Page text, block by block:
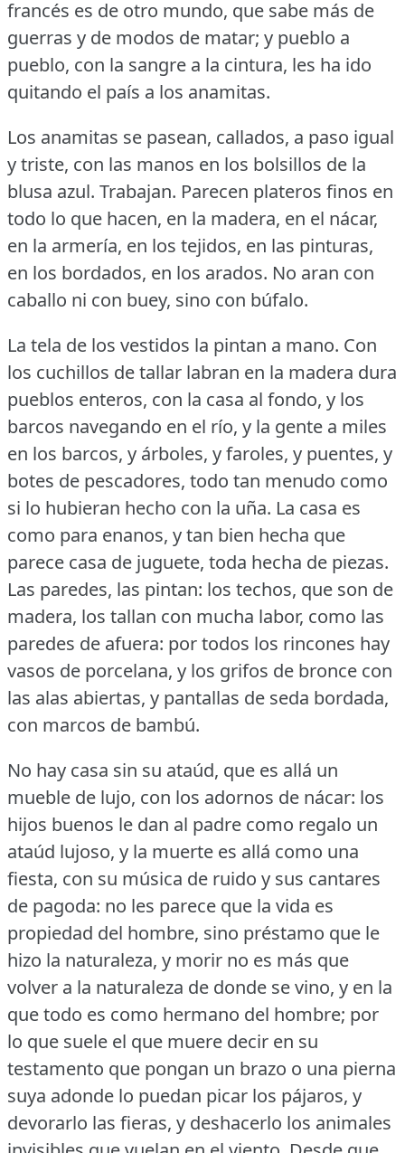
francés es de otro mundo, que sabe más de
guerras y de modos de matar; y pueblo a
pueblo, con la sangre a la cintura, les ha ido
quitando el país a los anamitas.
Los anamitas se pasean, callados, a paso igual
y triste, con las manos en los bolsillos de la
blusa azul. Trabajan. Parecen plateros finos en
todo lo que hacen, en la madera, en el nácar,
en la armería, en los tejidos, en las pinturas,
en los bordados, en los arados. No aran con
caballo ni con buey, sino con búfalo.
La tela de los vestidos la pintan a mano. Con
los cuchillos de tallar labran en la madera dura
pueblos enteros, con la casa al fondo, y los
barcos navegando en el río, y la gente a miles
en los barcos, y árboles, y faroles, y puentes, y
botes de pescadores, todo tan menudo como
si lo hubieran hecho con la uña. La casa es
como para enanos, y tan bien hecha que
parece casa de juguete, toda hecha de piezas.
Las paredes, las pintan: los techos, que son de
madera, los tallan con mucha labor, como las
paredes de afuera: por todos los rincones hay
vasos de porcelana, y los grifos de bronce con
las alas abiertas, y pantallas de seda bordada,
con marcos de bambú.
No hay casa sin su ataúd, que es allá un
mueble de lujo, con los adornos de nácar: los
hijos buenos le dan al padre como regalo un
ataúd lujoso, y la muerte es allá como una
fiesta, con su música de ruido y sus cantares
de pagoda: no les parece que la vida es
propiedad del hombre, sino préstamo que le
hizo la naturaleza, y morir no es más que
volver a la naturaleza de donde se vino, y en la
que todo es como hermano del hombre; por
lo que suele el que muere decir en su
testamento que pongan un brazo o una pierna
suya adonde lo puedan picar los pájaros, y
devorarlo las fieras, y deshacerlo los animales